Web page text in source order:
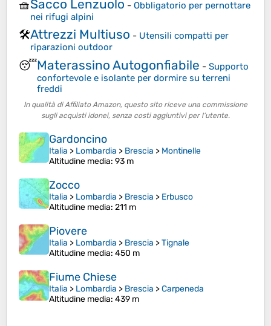
🧺Sacco Lenzuolo - Obbligatorio per pernottare
nei rifugi alpini
🛠️Attrezzi Multiuso - Utensili compatti per
riparazioni outdoor
😴Materassino Autogonfiabile - Supporto
confortevole e isolante per dormire su terreni
freddi
In qualità di Affiliato Amazon, questo sito riceve una commissione
sugli acquisti idonei, senza costi aggiuntivi per l’utente.
Gardoncino
Italia > Lombardia > Brescia > Montinelle
Altitudine media: 93 m
Zocco
Italia > Lombardia > Brescia > Erbusco
Altitudine media: 211 m
Piovere
Italia > Lombardia > Brescia >Tignale
Altitudine media: 450 m
Fiume Chiese
Italia > Lombardia > Brescia >Carpeneda
Altitudine media: 439 m